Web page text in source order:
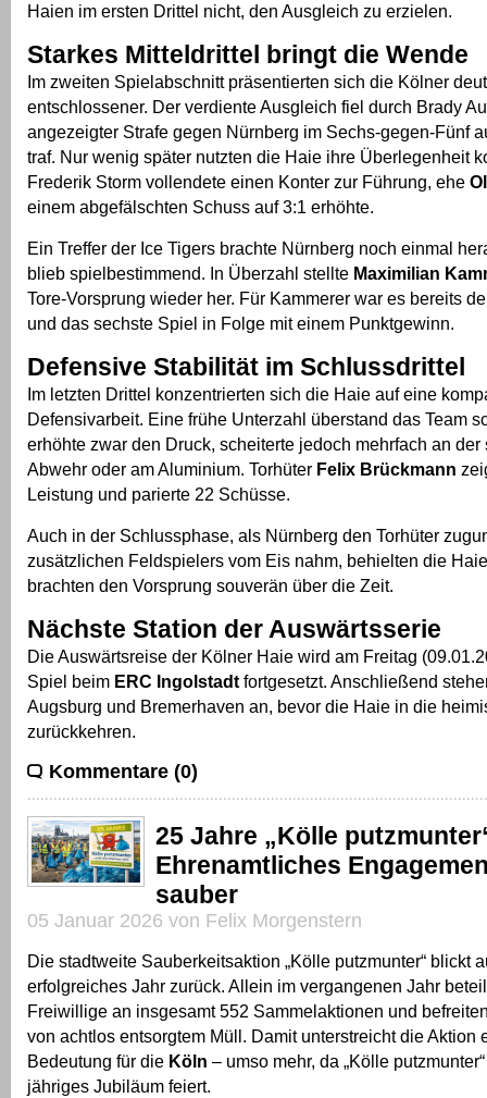
Haien im ersten Drittel nicht, den Ausgleich zu erzielen.
Starkes Mitteldrittel bringt die Wende
Im zweiten Spielabschnitt präsentierten sich die Kölner
entschlossener. Der verdiente Ausgleich fiel durch Brady
angezeigter Strafe gegen Nürnberg im Sechs-gegen-Fünf
traf. Nur wenig später nutzten die Haie ihre Überlegenheit
Frederik Storm vollendete einen Konter zur Führung, ehe
einem abgefälschten Schuss auf 3:1 erhöhte.
Ein Treffer der Ice Tigers brachte Nürnberg noch einmal
blieb spielbestimmend. In Überzahl stellte Maximilian
Tore-Vorsprung wieder her. Für Kammerer war es bereits
und das sechste Spiel in Folge mit einem Punktgewinn.
Defensive Stabilität im Schlussdrittel
Im letzten Drittel konzentrierten sich die Haie auf eine
Defensivarbeit. Eine frühe Unterzahl überstand das Team
erhöhte zwar den Druck, scheiterte jedoch mehrfach an
Abwehr oder am Aluminium. Torhüter Felix Brückmann
Leistung und parierte 22 Schüsse.
Auch in der Schlussphase, als Nürnberg den Torhüter
zusätzlichen Feldspielers vom Eis nahm, behielten die
brachten den Vorsprung souverän über die Zeit.
Nächste Station der Auswärtsserie
Die Auswärtsreise der Kölner Haie wird am Freitag
Spiel beim ERC Ingolstadt fortgesetzt. Anschließend
Augsburg und Bremerhaven an, bevor die Haie in die
zurückkehren.
Kommentare (0)
25 Jahre „Kölle
Ehrenamtliches
sauber
05 Januar 2026 von Felix Morgenstern
Die stadtweite Sauberkeitsaktion „Kölle putzmunter“ blickt
erfolgreiches Jahr zurück. Allein im vergangenen Jahr
Freiwillige an insgesamt 552 Sammelaktionen und
von achtlos entsorgtem Müll. Damit unterstreicht die Aktion
Bedeutung für die Köln – umso mehr, da „Kölle
jähriges Jubiläum feiert.